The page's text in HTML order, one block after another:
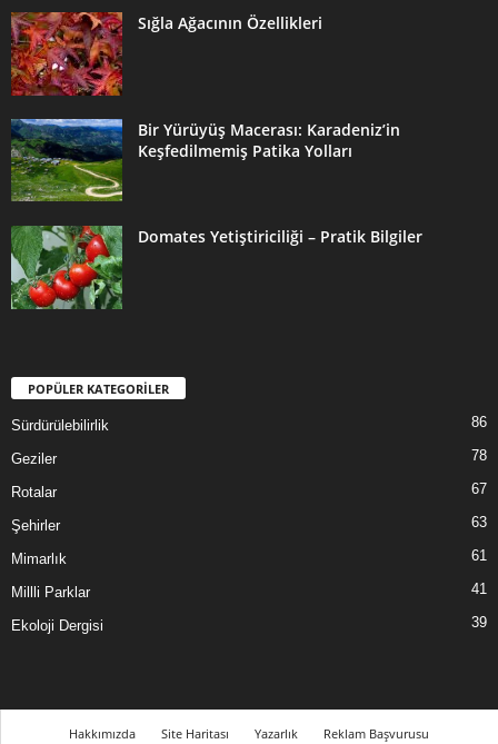
Sığla Ağacının Özellikleri
Bir Yürüyüş Macerası: Karadeniz’in
Keşfedilmemiş Patika Yolları
Domates Yetiştiriciliği – Pratik Bilgiler
POPÜLER KATEGORİLER
Sürdürülebilirlik 86
Geziler 78
Rotalar 67
Şehirler 63
Mimarlık 61
Millli Parklar 41
Ekoloji Dergisi 39
Hakkımızda Site Haritası Yazarlık Reklam Başvurusu